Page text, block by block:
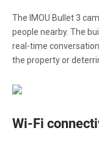
The IMOU Bullet 3
people nearby. The
real-time
the property or
Wi-Fi